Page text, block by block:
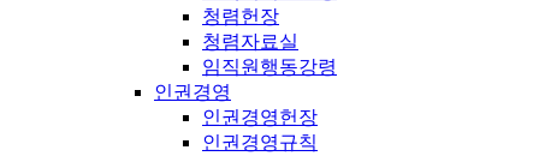
청렴헌장
청렴자료실
임직원행동강령
인권경영
인권경영헌장
인권경영규칙